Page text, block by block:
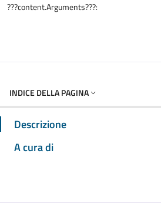
???content.Arguments???:
INDICE DELLA PAGINA
Descrizione
A cura di